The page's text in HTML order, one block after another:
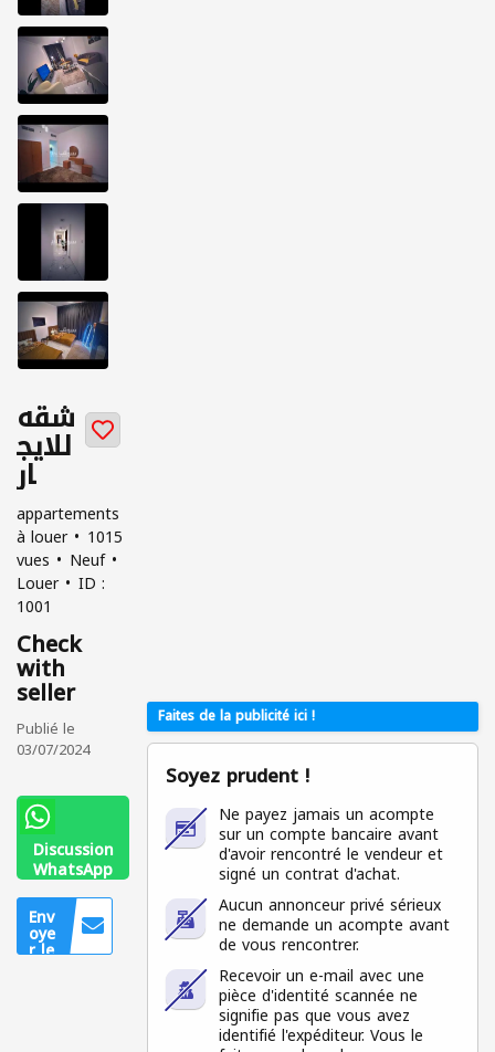
شقه
للايج
ار
appartements
à louer 1015
vues Neuf
Louer ID :
1001
Check
with
seller
Publié le
03/07/2024
Discussion
WhatsApp
554194600
Env
oye
r le
Faites de la publicité ici !
Soyez prudent !
Ne payez jamais un acompte
sur un compte bancaire avant
d'avoir rencontré le vendeur et
signé un contrat d'achat.
Aucun annonceur privé sérieux
ne demande un acompte avant
de vous rencontrer.
Recevoir un e-mail avec une
pièce d'identité scannée ne
signifie pas que vous avez
identifié l'expéditeur. Vous le